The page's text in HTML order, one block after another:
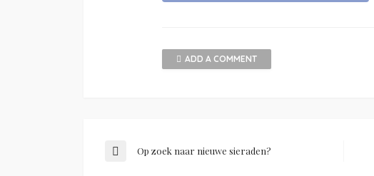
ADD A COMMENT
Op zoek naar nieuwe sieraden?